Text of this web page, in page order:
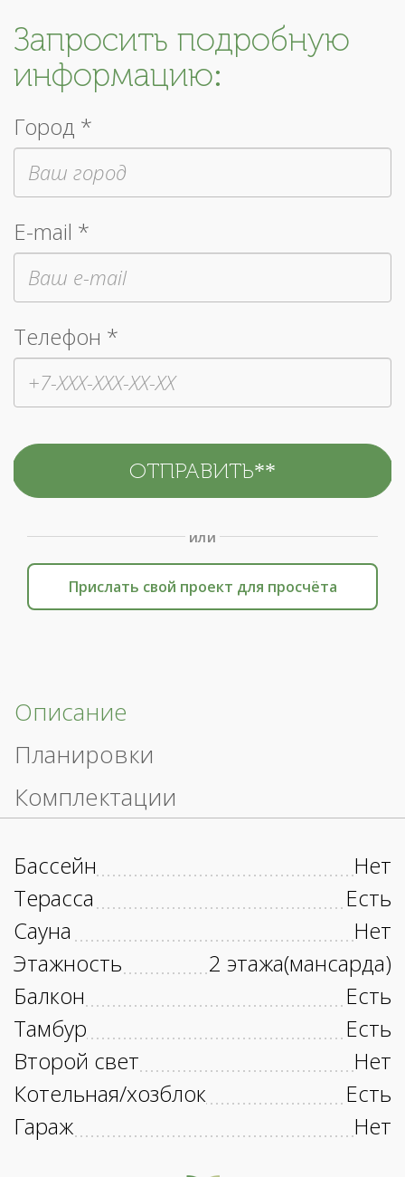
Запросить подробную
информацию:
Город *
E-mail *
Телефон *
или
Прислать свой проект для просчёта
Описание
Планировки
Комплектации
Бассейн
Нет
Терасса
Есть
Сауна
Нет
Этажность
2 этажа(мансарда)
Балкон
Есть
Тамбур
Есть
Второй свет
Нет
Котельная/хозблок
Есть
Гараж
Нет